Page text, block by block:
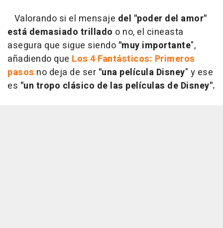
Valorando si el mensaje del "poder del amor"
está demasiado trillado o no, el cineasta
asegura que sigue siendo "muy importante",
añadiendo que Los 4 Fantásticos: Primeros
pasos no deja de ser "una película Disney" y ese
es "un tropo clásico de las películas de Disney".